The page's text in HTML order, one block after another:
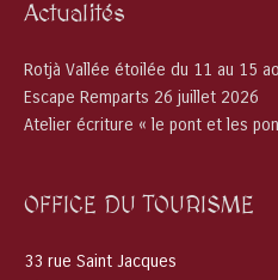
Actualités
Rotjà Vallée étoilée du 11 au 15
Escape Remparts 26 juillet 2026
Atelier écriture « le pont et les
OFFICE DU TOURISME
33 rue Saint Jacques